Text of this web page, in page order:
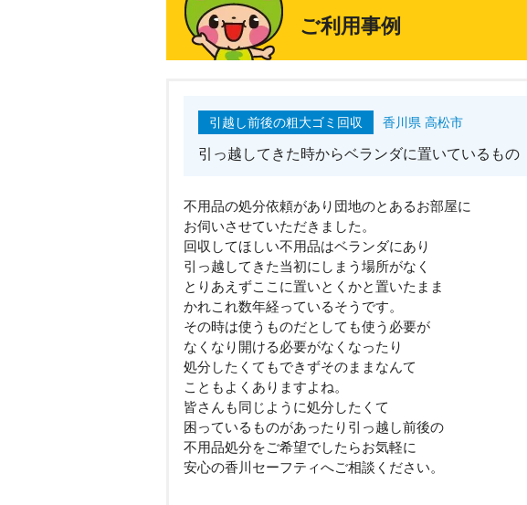
ご利用事例
引越し前後の粗大ゴミ回収 香川県 高松市
引っ越してきた時からベランダに置いているもの
不用品の処分依頼があり団地のとあるお部屋に
お伺いさせていただきました。
回収してほしい不用品はベランダにあり
引っ越してきた当初にしまう場所がなく
とりあえずここに置いとくかと置いたまま
かれこれ数年経っているそうです。
その時は使うものだとしても使う必要が
なくなり開ける必要がなくなったり
処分したくてもできずそのままなんて
こともよくありますよね。
皆さんも同じように処分したくて
困っているものがあったり引っ越し前後の
不用品処分をご希望でしたらお気軽に
安心の香川セーフティへご相談ください。